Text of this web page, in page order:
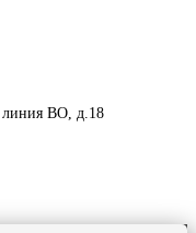
линия ВО, д.18